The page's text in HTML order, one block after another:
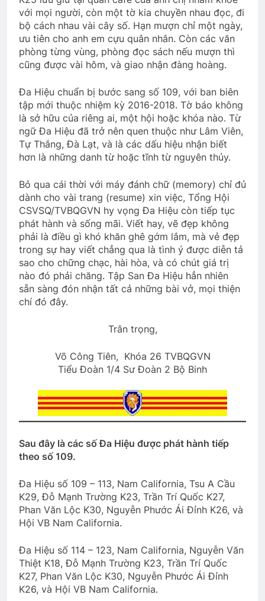
với mọi người, còn một tờ kia chuyền nhau đọc, đi
bộ cách nhau vài cây số. Hạn mượn chỉ một ngày,
ưu tiên cho anh em cựu quân nhân. Còn các văn
phòng từng vùng, phòng đọc sách nếu mượn thì
cũng được vài hôm, và giao nhận đàng hoàng.
Đa Hiệu chuẩn bị bước sang số 109, với ban biên
tập mới thuộc nhiệm kỳ 2016-2018. Tờ báo không
là sở hữu của riêng ai, một hội hoặc khóa nào. Từ
ngữ Đa Hiệu đã trở nên quen thuộc như Lâm Viên,
Tự Thắng, Đà Lạt, và là các dấu hiệu nhận biết
hơn là những danh từ hoặc tĩnh từ nguyên thủy.
Bỏ qua cái thời với máy đánh chữ (memory) chỉ đủ
dành cho vài trang (resume) xin việc, Tổng Hội
CSVSQ/TVBQGVN hy vọng Đa Hiệu còn tiếp tục
phát hành và sống mãi. Viết hay, vẽ đẹp không
phải là điều gì khó khăn ghê gớm lắm, mà vẻ đẹp
trong sự hay viết chẳng qua là tình ý được diễn tả
sao cho chững chạc, hài hòa, và có chút giá trị
nào đó phải chăng. Tập San Đa Hiệu hẳn nhiên
sẵn sàng đón nhận tất cả những bài vở, mọi thiện
chí đó đây.
Trân trọng,
Võ Công Tiên, Khóa 26 TVBQGVN
Tiểu Đoàn 1/4 Sư Đoàn 2 Bộ Binh
Sau đây là các số Đa Hiệu được phát hành tiếp
theo số 109.
Đa Hiệu số 109 – 113, Nam California, Tsu A Cầu
K29, Đỗ Mạnh Trường K23, Trần Trí Quốc K27,
Phan Văn Lộc K30, Nguyễn Phước Ái Đỉnh K26, và
Hội VB Nam California.
Đa Hiệu số 114 – 123, Nam California, Nguyễn Văn
Thiệt K18, Đỗ Mạnh Trường K23, Trần Trí Quốc
K27, Phan Văn Lộc K30, Nguyễn Phước Ái Đỉnh
K26, và Hội VB Nam California.